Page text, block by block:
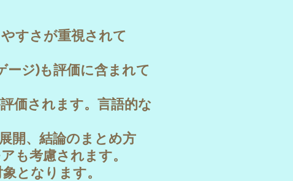
すさが重視されて
ージ)も評価に含まれて
価されます。言語的な
開、結論のまとめ方
も考慮されます。
となります。